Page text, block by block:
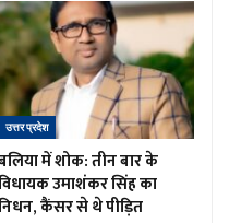
उत्तर प्रदेश
में शोक: तीन बार के
उमाशंकर सिंह का
कैंसर से थे पीड़ित